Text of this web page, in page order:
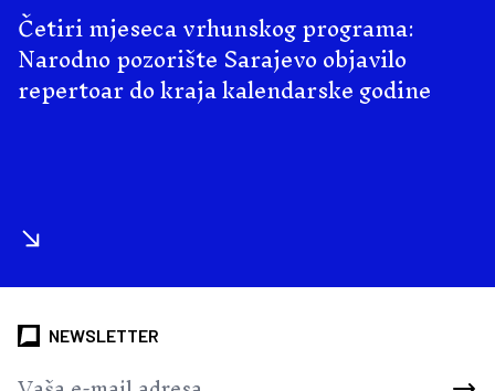
Četiri mjeseca vrhunskog programa:
Narodno pozorište Sarajevo objavilo
repertoar do kraja kalendarske godine
NEWSLETTER